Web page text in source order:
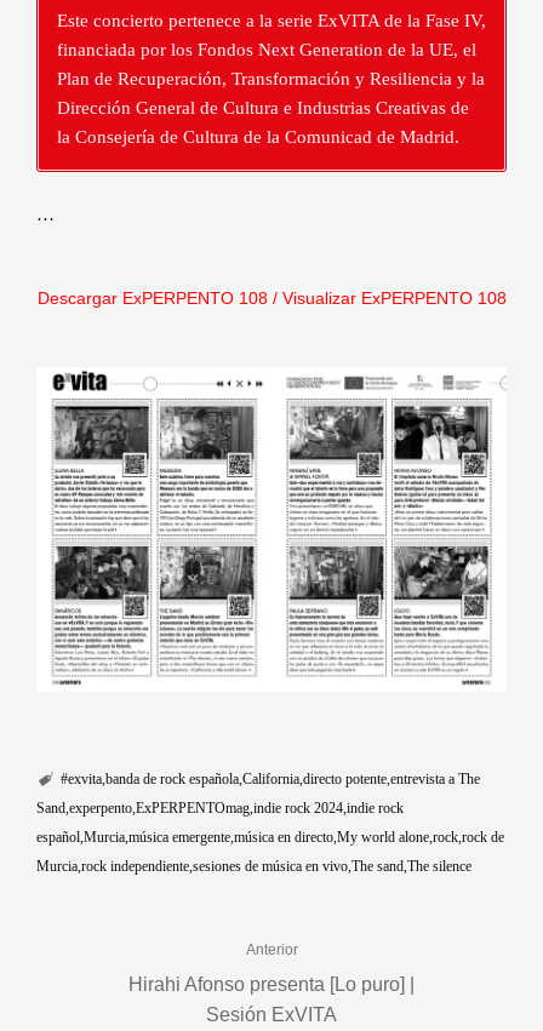
Este concierto pertenece a la serie ExVITA de la Fase IV,
financiada por los Fondos Next Generation de la UE, el
Plan de Recuperación, Transformación y Resiliencia y la
Dirección General de Cultura e Industrias Creativas de
la Consejería de Cultura de la Comunicad de Madrid.
…
Descargar ExPERPENTO 108/ Visualizar ExPERPENTO 108
#exvita banda de rock española California directo potente entrevista a The
Sand experpento ExPERPENTOmag indie rock 2024 indie rock
español Murcia música emergente música en directo My world alone rock rock de
Murcia rock independiente sesiones de música en vivo The sand The silence
Anterior
Hirahi Afonso presenta [Lo puro] |
Sesión ExVITA